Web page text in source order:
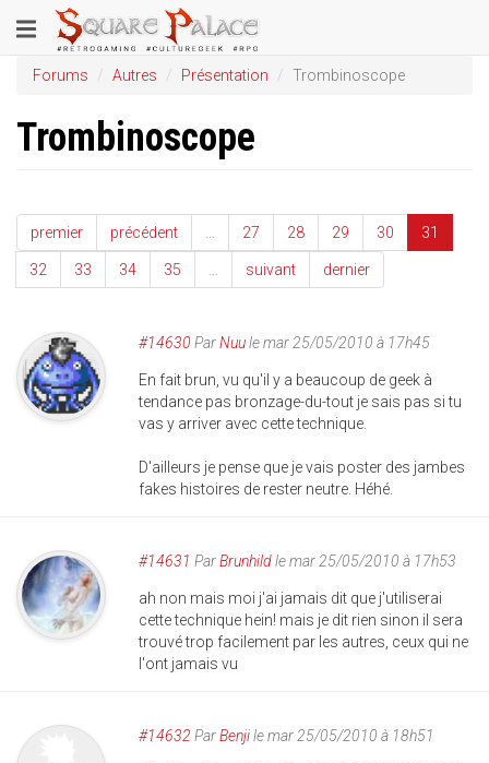
au
contenu
principal
Toggle
navigation
Forums Autres Présentation Trombinoscope
Trombinoscope
premier précédent 27 28 29 30 31
32 33 34 35 suivant dernier
#14630 ParNuule mar 25/05/2010 à 17h45
En fait brun, vu qu'il y a beaucoup de geek à
tendance pas bronzage-du-tout je sais pas si tu
vas y arriver avec cette technique.
D'ailleurs je pense que je vais poster des jambes
fakes histoires de rester neutre. Héhé.
#14631 ParBrunhildle mar 25/05/2010 à 17h53
ah non mais moi j'ai jamais dit que j'utiliserai
cette technique hein! mais je dit rien sinon il sera
trouvé trop facilement par les autres, ceux qui ne
l'ont jamais vu
#14632 ParBenjile mar 25/05/2010 à 18h51